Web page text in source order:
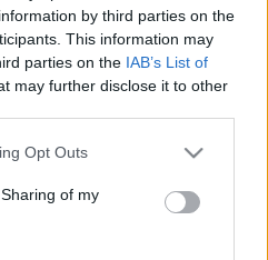
by third parties on the
This information may
parties on the IAB’s List of
may further disclose it to other
app uses one or more Google
behaviour. You may click to
and its third-party tags to
purposes in below Google
Opt Outs
of my
is számítanak.
A HÉTVÉGÉN
FEHÉR
SEGÍTSÉGRE!
átteleltetésük is teljesen